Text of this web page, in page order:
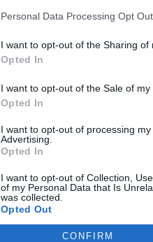
Personal Data Processing Opt
I want to opt-out of the Sharing of
Opted In
I want to opt-out of the Sale of
Opted In
I want to opt-out of processing
Advertising.
Opted In
I want to opt-out of Collection,
of my Personal Data that Is
was collected.
Opted Out
CONFIRM